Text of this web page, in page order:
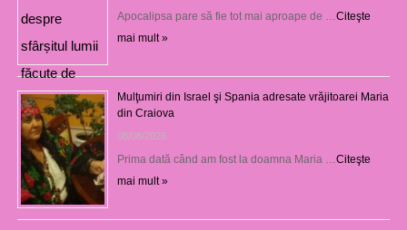
Apocalipsa pare să fie tot mai aproape de …Citeşte
mai mult »
Mulţumiri din Israel şi Spania adresate vrăjitoarei Maria
din Craiova
08/08/2026
Prima dată când am fost la doamna Maria …Citeşte
mai mult »